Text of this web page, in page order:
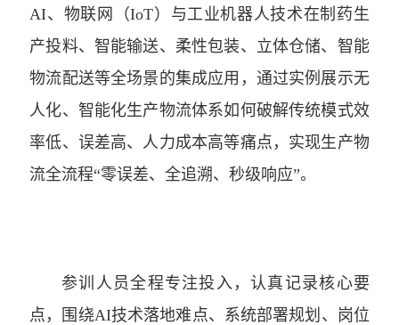
AI、物联网（IoT）与工业机器人技术在制药生
产投料、智能输送、柔性包装、立体仓储、智能
物流配送等全场景的集成应用，通过实例展示无
人化、智能化生产物流体系如何破解传统模式效
率低、误差高、人力成本高等痛点，实现生产物
流全流程“零误差、全追溯、秒级响应”。
参训人员全程专注投入，认真记录核心要
点，围绕AI技术落地难点、系统部署规划、岗位